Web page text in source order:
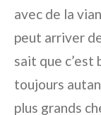
avec de la
peut arriver
sait que
toujours
plus grands